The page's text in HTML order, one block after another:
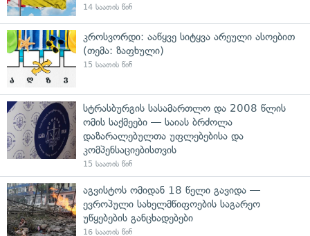
14 საათის წინ
კროსვორდი: ააწყვე სიტყვა არეული ასოებით
(თემა: ზაფხული)
15 საათის წინ
სტრასბურგის სასამართლო და 2008 წლის
ომის საქმეები — საიას ბრძოლა
დაზარალებულთა უფლებებისა და
კომპენსაციებისთვის
15 საათის წინ
აგვისტოს ომიდან 18 წელი გავიდა —
ევროპული სახელმწიფოების საგარეო
უწყებების განცხადებები
16 საათის წინ